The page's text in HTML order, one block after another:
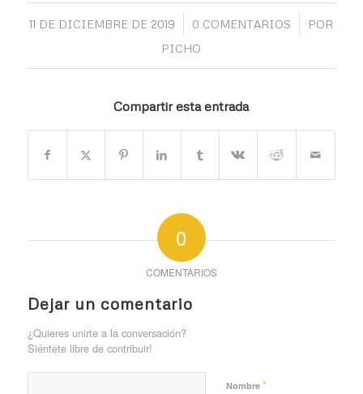
11 DE DICIEMBRE DE 2019
/ 0 COMENTARIOS
/
POR
PICHO
Compartir esta entrada
0
COMENTARIOS
Dejar un comentario
¿Quieres unirte a la conversación?
Siéntete libre de contribuir!
Nombre *